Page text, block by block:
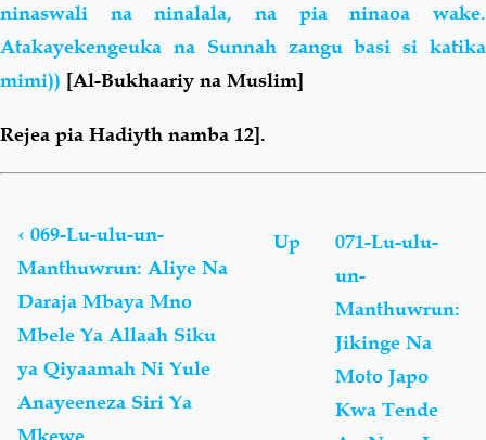
ninaswali na ninalala, na pia ninaoa wake.
Atakayekengeuka na Sunnah zangu basi si katika
mimi)) [Al-Bukhaariy na Muslim]
Rejea pia Hadiyth namba 12].
links
for
Lu-
ulu-
un-
لُؤْلُؤ
مَّنثُور
‹ 069-Lu-ulu-un-
Manthuwrun: Aliye Na
Daraja Mbaya Mno
Mbele Ya Allaah Siku
ya Qiyaamah Ni Yule
Anayeeneza Siri Ya
Up
071-Lu-ulu-
un-
Manthuwrun:
Jikinge Na
Moto Japo
Kwa Tende